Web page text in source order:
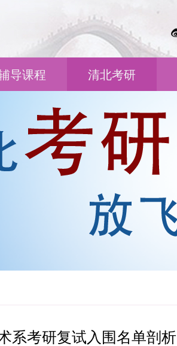
导课程 清北考研
系考研复试入围名单剖析